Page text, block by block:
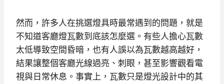
然而，許多人在挑選燈具時最常遇到的問題，就是
不知道客廳燈瓦數到底該怎麼選。有些人擔心瓦數
太低導致空間昏暗，也有人誤以為瓦數越高越好，
結果讓整個客廳光線過亮、刺眼，甚至影響觀看電
視與日常休息。事實上，瓦數只是燈光設計中的其